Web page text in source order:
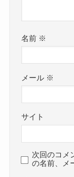
名前 ※
メール ※
サイト
次回のコメ
の名前、メ